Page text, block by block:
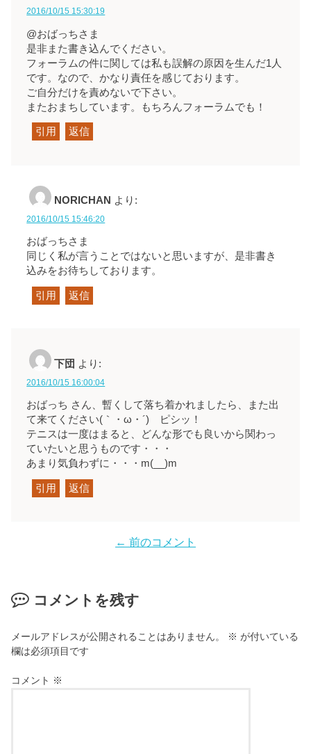
2016/10/15 15:30:19
@おばっちさま
是非また書き込んでください。
フォーラムの件に関しては私も誤解の原因を生んだ1人
です。なので、かなり責任を感じております。
ご自分だけを責めないで下さい。
またおまちしています。もちろんフォーラムでも！
引用 返信
NORICHAN より:
2016/10/15 15:46:20
おばっちさま
同じく私が言うことではないと思いますが、是非書き
込みをお待ちしております。
引用 返信
下団 より:
2016/10/15 16:00:04
おばっち さん、暫くして落ち着かれましたら、また出
て来てください(｀・ω・´)ゞピシッ！
テニスは一度はまると、どんな形でも良いから関わっ
ていたいと思うものです・・・
あまり気負わずに・・・m(__)m
引用 返信
← 前のコメント
コメントを残す
メールアドレスが公開されることはありません。 ※ が付いている
欄は必須項目です
コメント ※